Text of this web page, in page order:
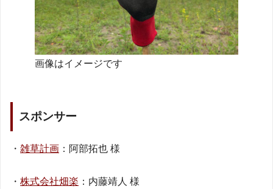
画像はイメージです
スポンサー
・ 雑草計画 ：阿部拓也 様
・ 株式会社畑楽 ：内藤靖人 様